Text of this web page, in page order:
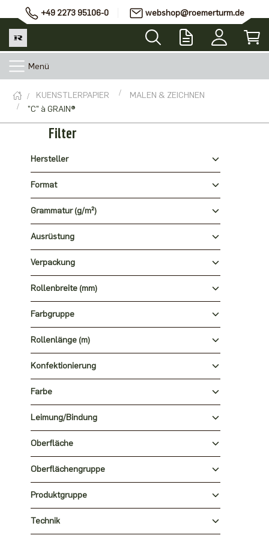
+49 2273 95106-0 webshop@roemerturm.de
Menü
KUENSTLERPAPIER
MALEN & ZEICHNEN
"C" à GRAIN®
Filter
Hersteller
Format
Grammatur (g/m²)
Ausrüstung
Verpackung
Rollenbreite (mm)
Farbgruppe
Rollenlänge (m)
Konfektionierung
Farbe
Leimung/Bindung
Oberfläche
Oberflächengruppe
Produktgruppe
Technik